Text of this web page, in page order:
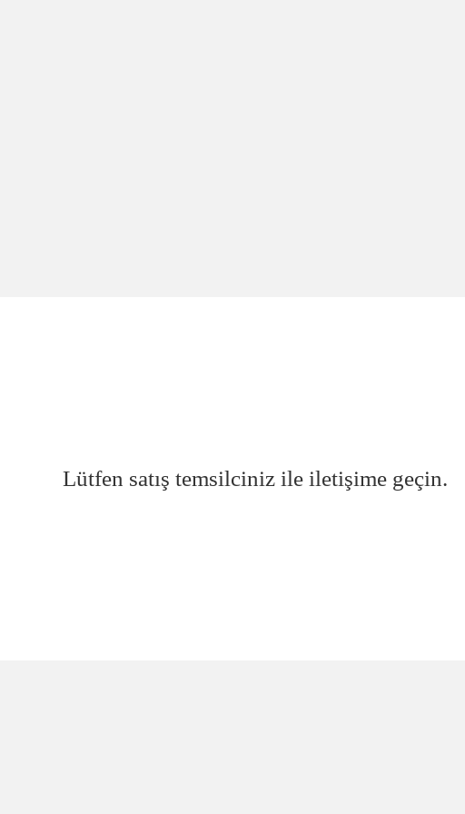
Lütfen satış temsilciniz ile iletişime geçin.